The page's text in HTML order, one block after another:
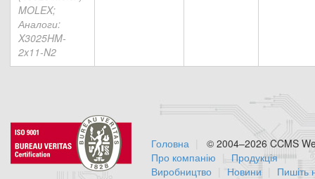
MOLEX;
Аналоги:
X3025HM-
2x11-N2
© 2004–2026 CCMS
Головна
Про компанію
Продукція
Виробництво
Новини Пишіть